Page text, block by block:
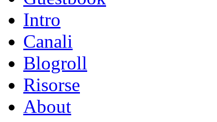
Intro
Canali
Blogroll
Risorse
About